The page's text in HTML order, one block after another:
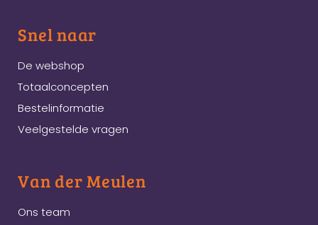
Snel naar
De webshop
Totaalconcepten
Bestelinformatie
Veelgestelde vragen
Van der Meulen
Ons team